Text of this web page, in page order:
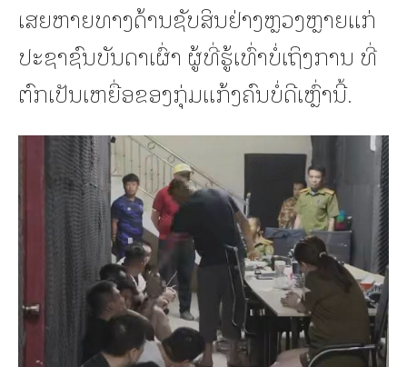
ເສຍຫາຍທາງດ້ານຊັບສິນຢ່າງຫຼວງຫຼາຍແກ່
ປະຊາຊົນບັນດາເຜົ່າ ຜູ້ທີ່ຮູ້ເທົ່າບໍ່ເຖິງການ ທີ່
ຕົກເປັນເຫຍື່ອຂອງກຸ່ມແກ້ງຄົນບໍ່ດີເຫຼົ່ານີ້.